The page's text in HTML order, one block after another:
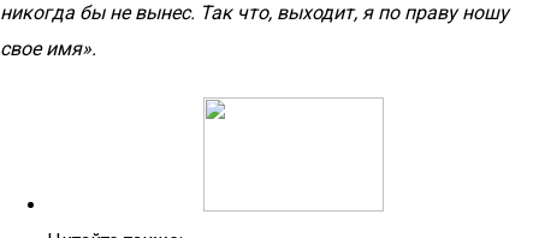
никогда бы не вынес. Так что, выходит, я по праву ношу
свое имя».